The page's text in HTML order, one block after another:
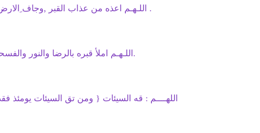
اللـهـم اعذه من عذاب القبر ,وجاف ِالارض عن جنبيها .
اللـهـم املأ قبره بالرضا والنور والفسحة والسرور.
اللهــــم : قه السيئات { ومن تق السيئات يومئذ